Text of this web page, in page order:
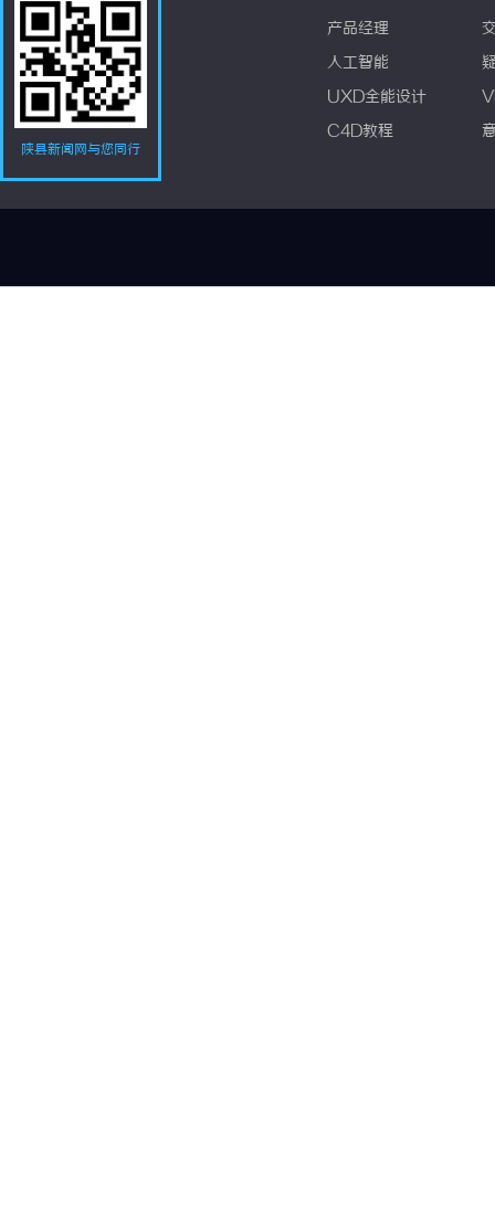
陕县新闻网与您同行
产品经理
人工智能
UXD全能设计
C4D教程